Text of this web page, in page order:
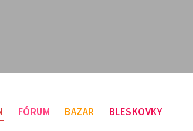
FÓRUM BAZAR BLESKOVKY